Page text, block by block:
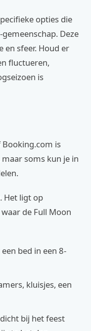
opties die
Deze
en sfeer. Houd er
fluctueren,
is
Booking.com is
soms kun je in
Het ligt op
de Full Moon
bed in een 8-
kluisjes, een
bij het feest